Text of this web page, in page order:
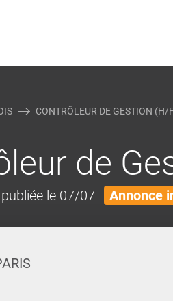
CONTRÔLEUR DE GESTION (H/
de
le 07/07 Annonce